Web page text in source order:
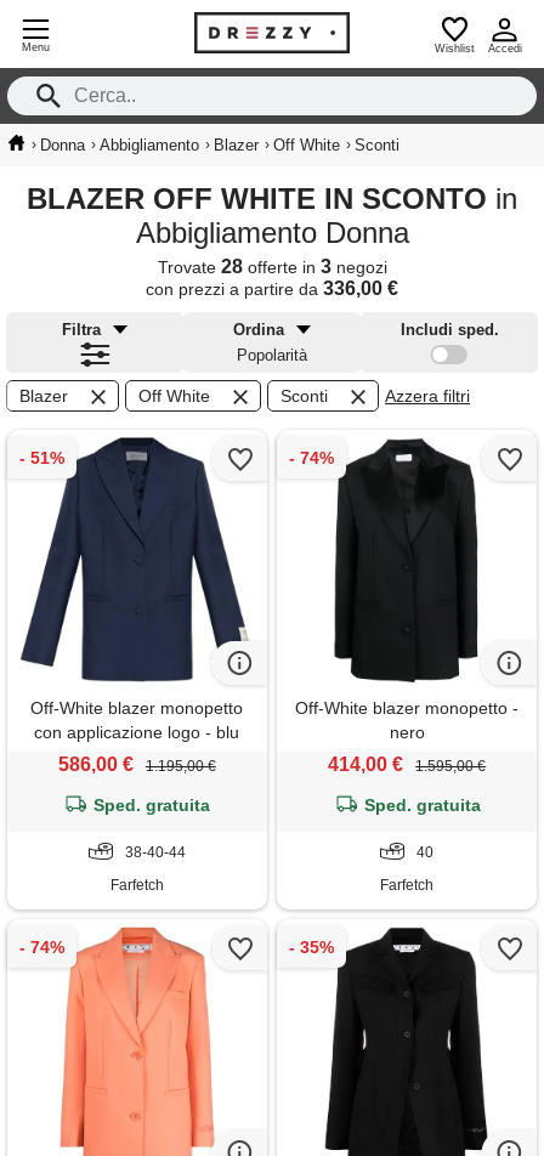
Menu Wishlist Accedi
› Donna › Abbigliamento › Blazer › Off White › Sconti
BLAZER OFF WHITE IN SCONTO in
Abbigliamento Donna
Trovate 28offerte in 3negozi
con prezzi a partire da 336,00 €
Filtra
Ordina
Popolarità
Includi sped.
Blazer Off White Sconti Azzera filtri
Off-White blazer monopetto
con applicazione logo - blu
586,00 € 1.195,00 €
Sped. gratuita
38-40-44
Farfetch
Off-White blazer monopetto -
nero
414,00 € 1.595,00 €
Sped. gratuita
40
Farfetch